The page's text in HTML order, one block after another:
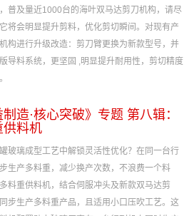
普及量近1000台的海叶双马达剪刀机构，请尽
将会明显提升剪料，优化剪切瞬间。对现有产
构进行升级改造：剪刀臂更换为新款型号，并
导料系统，更坚固 ,明显提升耐用性，剪切精度
制造·核心突破》专题 第八辑：
供料机
玻璃成型工艺中解锁灵活性优化？在同一台行
生产多料重，减少换产次数，不浪费一个料
料重供料机，结合伺服冲头及新款双马达剪
步生产多料重产品，且适用小口压吹工艺。这